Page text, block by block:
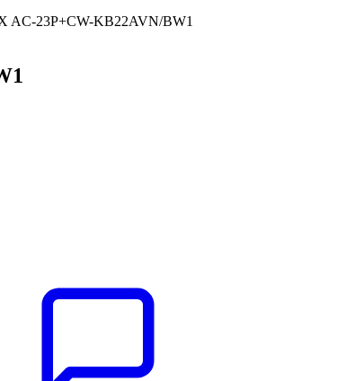
AC-23P+CW-KB22AVN/BW1